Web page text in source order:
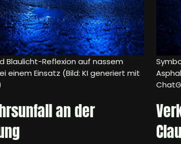
Blaulicht-Reflexion auf nassem
einem Einsatz (Bild: KI generiert mit
an der